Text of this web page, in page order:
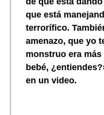
que está
terrorífico.
amenazo, que yo
monstruo era
bebé,
en un video.